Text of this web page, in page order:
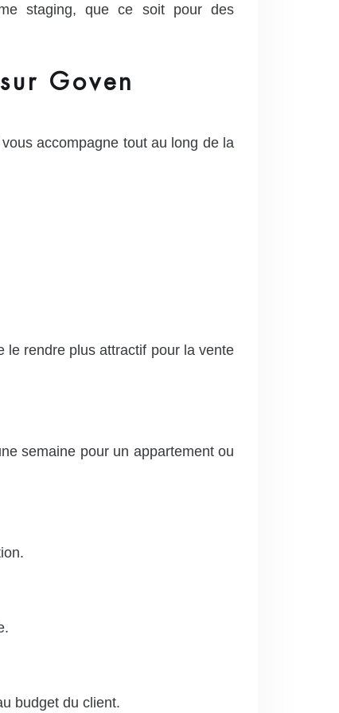
staging, que ce soit pour des
Goven
accompagne tout au long de la
le rendre plus attractif pour la vente
semaine pour un appartement ou
budget du client.